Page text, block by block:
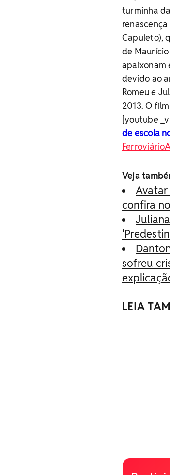
turminha
Capuleto),
de
apaixonam
devido ao
Romeu e
2013. O
[youtube
de escola
Ferroviário
Veja
Avatar
confira
sofreu
LEIA